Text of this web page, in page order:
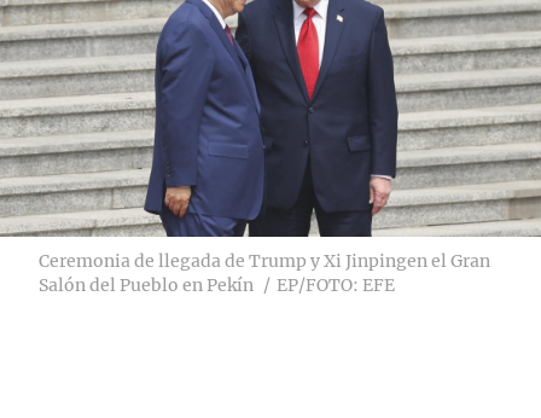
Ceremonia de llegada de Trump y Xi Jinpingen el Gran
Salón del Pueblo en Pekín
EP/FOTO: EFE